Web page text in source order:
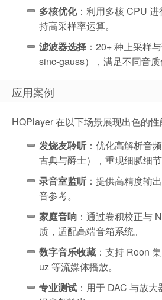
多核优化：利用多核 CPU
持高采样率运算。
滤波器选择 ：20+ 种上采样
sinc-gauss），满足不同音质
应用案例
HQPlayer 在以下场景展现出色的性
发烧友聆听 ：优化高解析音
古典与爵士），重现细腻细节
录音室监听 ：提供高精度输
音参考。
家庭音响 ：通过卷积校正与
质，适配高端音箱系统。
数字音乐收藏 ：支持 Roon
uz 等流媒体播放。
专业测试 ：用于 DAC 与放